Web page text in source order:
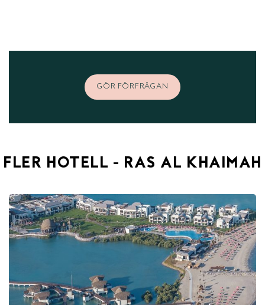
GÖR FÖRFRÅGAN
FLER HOTELL - RAS AL KHAIMAH